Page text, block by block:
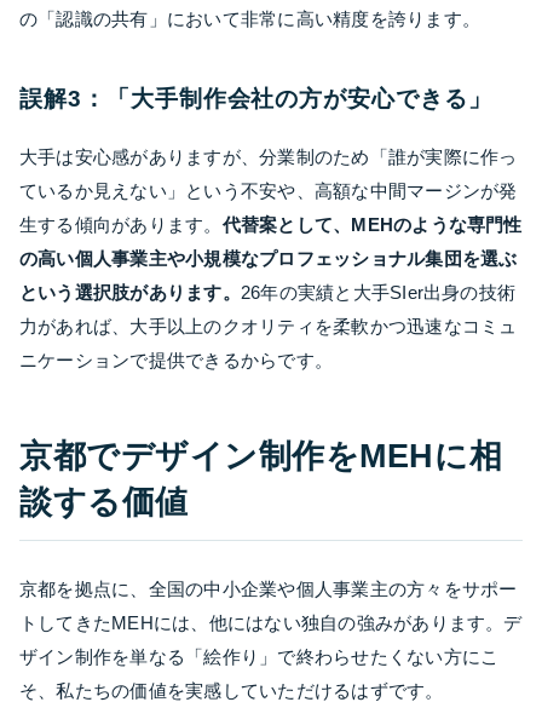
の「認識の共有」において非常に高い精度を誇ります。
誤解3：「大手制作会社の方が安心できる」
大手は安心感がありますが、分業制のため「誰が実際に作っ
ているか見えない」という不安や、高額な中間マージンが発
生する傾向があります。 代替案として、MEHのような専門性
の高い個人事業主や小規模なプロフェッショナル集団を選ぶ
という選択肢があります。 26年の実績と大手SIer出身の技術
力があれば、大手以上のクオリティを柔軟かつ迅速なコミュ
ニケーションで提供できるからです。
京都でデザイン制作をMEHに相
談する価値
京都を拠点に、全国の中小企業や個人事業主の方々をサポー
トしてきたMEHには、他にはない独自の強みがあります。デ
ザイン制作を単なる「絵作り」で終わらせたくない方にこ
そ、私たちの価値を実感していただけるはずです。